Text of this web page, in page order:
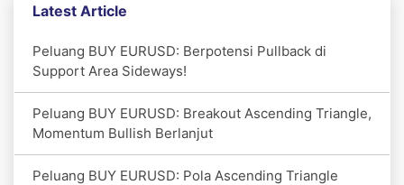
Latest Article
Peluang BUY EURUSD: Berpotensi Pullback di
Support Area Sideways!
Peluang BUY EURUSD: Breakout Ascending Triangle,
Momentum Bullish Berlanjut
Peluang BUY EURUSD: Pola Ascending Triangle